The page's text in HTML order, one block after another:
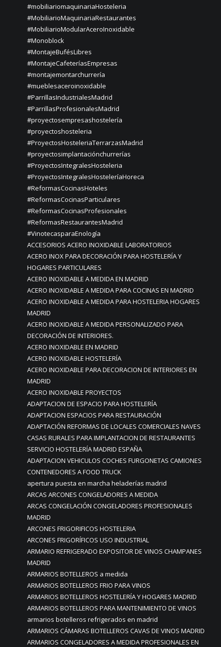
#mobiliariomaquinariaHosteleria
#MobiliarioMaquinariaRestaurantes
#MobiliarioModularAceroInoxidable
#Monoblock
#MontajeBufésLibres
#MontajeCafeteríasEmpresas
#montajemontarchurrería
#mueblesaceroinoxidable
#ParrillasIndustrialesMadrid
#ParrillasProfesionalesMadrid
#proyectosempresashostelería
#proyectoshosteleria
#ProyectosHosteleriaTerrarzasMadrid
#proyectosimplantaciónchurrerías
#ProyectosIntegralesHosteleria
#ProyectosIntegralesHosteleríaHoreca
#ReformasCocinasHoteles
#ReformasCocinasParticulares
#ReformasCocinasProfesionales
#ReformasRestaurantesMadrid
#VinotecasparaEnología
ACCESORIOS ACERO INOXIDABLE LABORATORIOS
ACERO INOX PARA DECORACIÓN PARA HOSTELERÍA Y
HOGARES PARTICULARES
ACERO INOXIDABLE A MEDIDA EN MADRID
ACERO INOXIDABLE A MEDIDA PARA COCINAS EN MADRID
ACERO INOXIDABLE A MEDIDA PARA HOSTELERIA HOGARES
MADRID
ACERO INOXIDABLE A MEDIDA PERSONALIZADO PARA
DECORACIÓN DE INTERIORES.
ACERO INOXIDABLE EN MADRID
ACERO INOXIDABLE HOSTELERÍA
ACERO INOXIDABLE PARA DECORACION DE INTERIORES EN
MADRID
ACERO INOXIDABLE PROYECTOS
ADAPTACION DE ESPACIO PARA HOSTELERÍA
ADAPTACION ESPACIOS PARA RESTAURACIÓN
ADAPTACIÓN REFORMAS DE LOCALES COMERCIALES NAVES
CASAS RURALES PARA IMPLANTACION DE RESTAURANTES
SERVICIO HOSTELERÍA MADRID ESPAÑA
ADAPTACION VEHICULOS COCHES FURGONETAS CAMIONES
CONTENEDORES A FOOD TRUCK
apertura puesta en marcha heladerías madrid
ARCAS ARCONES CONGELADORES A MEDIDA
ARCAS CONGELACIÓN CONGELADORES PROFESIONALES
MADRID
ARCONES FRIGORIFICOS HOSTELERIA
ARCONES FRIGORÍFICOS USO INDUSTRIAL
ARMARIO REFRIGERADO EXPOSITOR DE VINOS CHAMPANES
MADRID
ARMARIOS BOTELLEROS a medida
ARMARIOS BOTELLEROS FRIO PARA VINOS
ARMARIOS BOTELLEROS HOSTELERÍA Y HOGARES MADRID
ARMARIOS BOTELLEROS PARA MANTENIMIENTO DE VINOS
armarios botelleros refrigerados en madrid
ARMARIOS CÁMARAS BOTELLEROS CAVAS DE VINOS MADRID
ARMARIOS CONGELADORES A MEDIDA PROFESIONALES EN